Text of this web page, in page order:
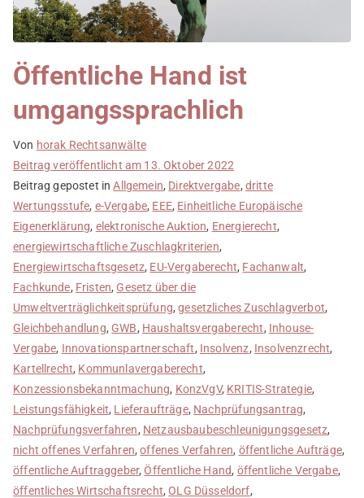
Öffentliche Hand ist
umgangssprachlich
Von horak Rechtsanwälte
Beitrag veröffentlicht am 13. Oktober 2022
Beitrag gepostet inAllgemein, Direktvergabe, dritte
Wertungsstufe, e-Vergabe, EEE, Einheitliche Europäische
Eigenerklärung, elektronische Auktion, Energierecht,
energiewirtschaftliche Zuschlagkriterien,
Energiewirtschaftsgesetz, EU-Vergaberecht, Fachanwalt,
Fachkunde, Fristen, Gesetz über die
Umweltverträglichkeitsprüfung,gesetzliches Zuschlagverbot,
Gleichbehandlung, GWB, Haushaltsvergaberecht, Inhouse-
Vergabe, Innovationspartnerschaft, Insolvenz, Insolvenzrecht,
Kartellrecht, Kommunlavergaberecht,
Konzessionsbekanntmachung, KonzVgV, KRITIS-Strategie,
Leistungsfähigkeit, Lieferaufträge, Nachprüfungsantrag,
Nachprüfungsverfahren, Netzausbaubeschleunigungsgesetz,
nicht offenes Verfahren,offenes Verfahren, öffentliche Aufträge,
öffentliche Auftraggeber,Öffentliche Hand, öffentliche Vergabe,
öffentliches Wirtschaftsrecht,OLG Düsseldorf,